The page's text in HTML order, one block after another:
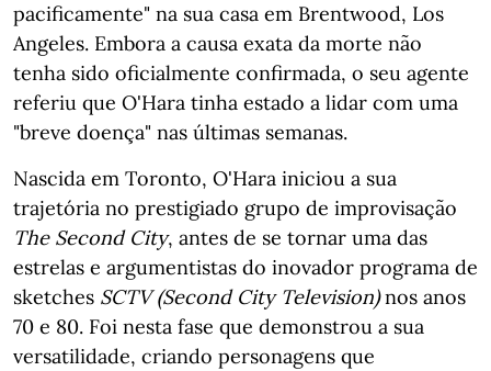
pacificamente" na sua casa em Brentwood, Los
Angeles. Embora a causa exata da morte não
tenha sido oficialmente confirmada, o seu agente
referiu que O'Hara tinha estado a lidar com uma
"breve doença" nas últimas semanas.
Nascida em Toronto, O'Hara iniciou a sua
trajetória no prestigiado grupo de improvisação
The Second City, antes de se tornar uma das
estrelas e argumentistas do inovador programa de
sketches SCTV (Second City Television)nos anos
70 e 80. Foi nesta fase que demonstrou a sua
versatilidade, criando personagens que